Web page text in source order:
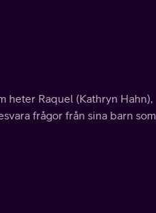
heter Raquel (Kathryn Hahn),
frågor från sina barn som